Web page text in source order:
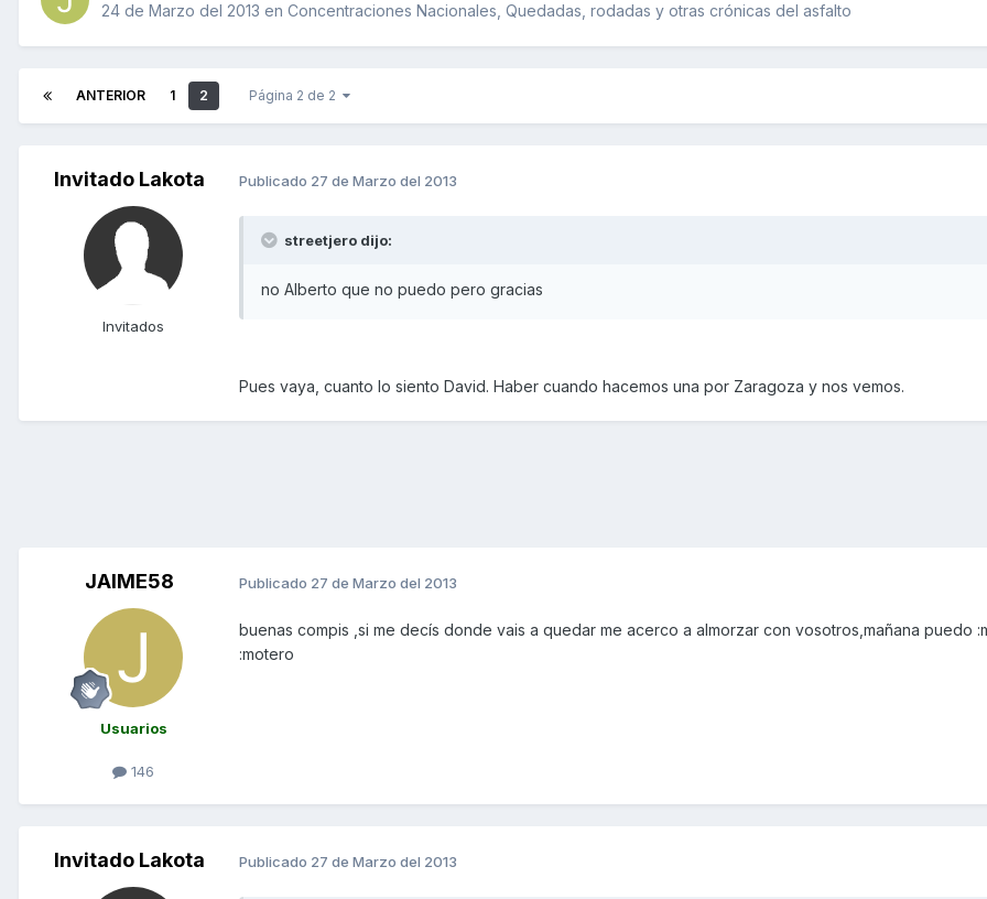
24 de Marzo del 2013 en Concentraciones Nacionales, Quedadas, rodadas y otras crónicas del asfalto
ANTERIOR 1 2 Página 2 de 2
Invitado Lakota
Invitados
Publicado 27 de Marzo del 2013
streetjero dijo:
no Alberto que no puedo pero gracias
Pues vaya, cuanto lo siento David. Haber cuando hacemos una por Zaragoza y nos vemos.
JAIME58
Usuarios
146
Publicado 27 de Marzo del 2013
buenas compis ,si me decís donde vais a quedar me acerco a almorzar con vosotros,mañana puedo
:motero
Invitado Lakota Publicado 27 de Marzo del 2013